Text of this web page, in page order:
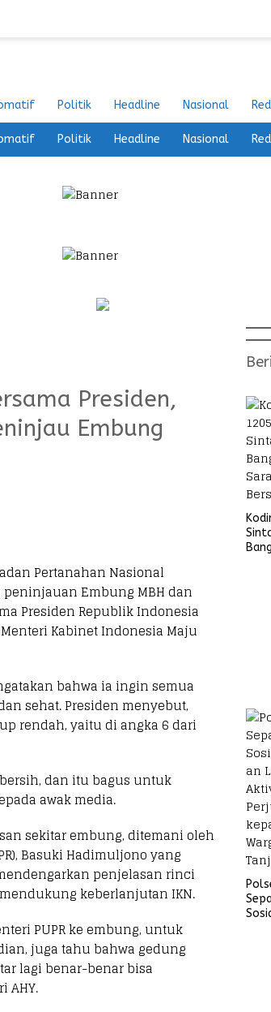
Politik Headline Nasional
Politik Headline Nasional
Presiden,
Embung
Pertanahan Nasional
peninjauan Embung MBH dan
Presiden Republik Indonesia
Menteri Kabinet Indonesia Maju
bahwa ia ingin semua
sehat. Presiden menyebut,
rendah, yaitu di angka 6 dari
dan itu bagus untuk
awak media.
sekitar embung, ditemani oleh
Basuki Hadimuljono yang
penjelasan rinci
keberlanjutan IKN.
PUPR ke embung, untuk
juga tahu bahwa gedung
lagi benar-benar bisa
AHY.